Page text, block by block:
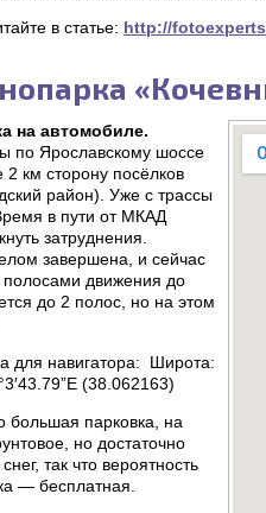
в статье: http://
на автомобиле.
по Ярославскому шоссе
км сторону посёлков
район). Уже с трассы
в пути от МКАД
затруднения.
завершена, и сейчас
полосами движения до
до 2 полос, но на этом
для навигатора: Широта:
(38.062163)
большая парковка, на
но достаточно
так что вероятность
— бесплатная.